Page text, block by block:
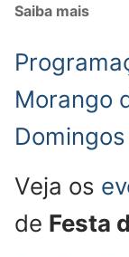
Saiba mais
Morango
Veja os
de Festa